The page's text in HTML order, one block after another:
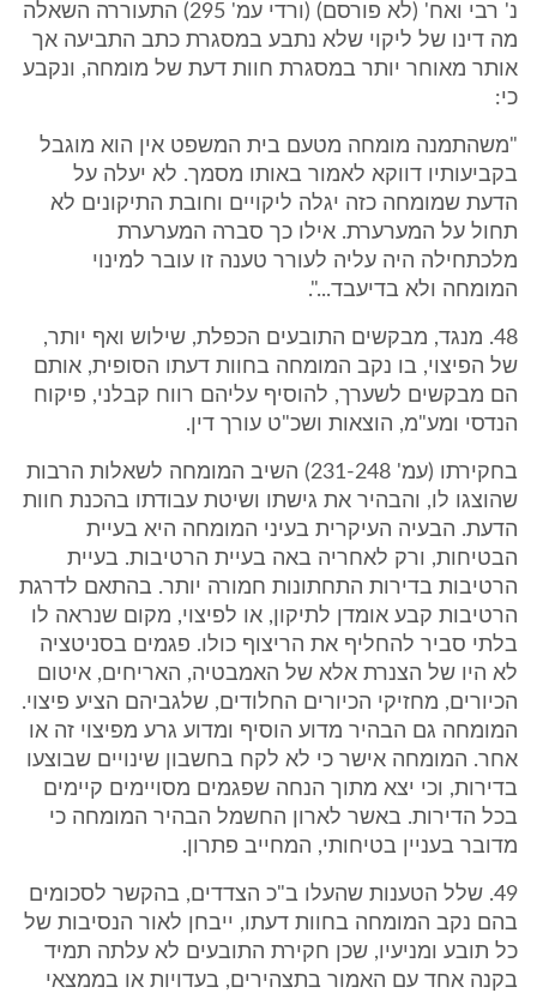
נ' רבי ואח' (לא פורסם) (ורדי עמ' 295) התעוררה השאלה
מה דינו של ליקוי שלא נתבע במסגרת כתב התביעה אך
אותר מאוחר יותר במסגרת חוות דעת של מומחה, ונקבע
כי:
"משהתמנה מומחה מטעם בית המשפט אין הוא מוגבל
בקביעותיו דווקא לאמור באותו מסמך. לא יעלה על
הדעת שמומחה כזה יגלה ליקויים וחובת התיקונים לא
תחול על המערערת. אילו כך סברה המערערת
מלכתחילה היה עליה לעורר טענה זו עובר למינוי
המומחה ולא בדיעבד...".
48. מנגד, מבקשים התובעים הכפלת, שילוש ואף יותר,
של הפיצוי, בו נקב המומחה בחוות דעתו הסופית, אותם
הם מבקשים לשערך, להוסיף עליהם רווח קבלני, פיקוח
הנדסי ומע"מ, הוצאות ושכ"ט עורך דין.
בחקירתו (עמ' 231-248) השיב המומחה לשאלות הרבות
שהוצגו לו, והבהיר את גישתו ושיטת עבודתו בהכנת חוות
הדעת. הבעיה העיקרית בעיני המומחה היא בעיית
הבטיחות, ורק לאחריה באה בעיית הרטיבות. בעיית
הרטיבות בדירות התחתונות חמורה יותר. בהתאם לדרגת
הרטיבות קבע אומדן לתיקון, או לפיצוי, מקום שנראה לו
בלתי סביר להחליף את הריצוף כולו. פגמים בסניטציה
לא היו של הצנרת אלא של האמבטיה, האריחים, איטום
הכיורים, מחזיקי הכיורים החלודים, שלגביהם הציע פיצוי.
המומחה גם הבהיר מדוע הוסיף ומדוע גרע מפיצוי זה או
אחר. המומחה אישר כי לא לקח בחשבון שינויים שבוצעו
בדירות, וכי יצא מתוך הנחה שפגמים מסויימים קיימים
בכל הדירות. באשר לארון החשמל הבהיר המומחה כי
מדובר בעניין בטיחותי, המחייב פתרון.
49. שלל הטענות שהעלו ב"כ הצדדים, בהקשר לסכומים
בהם נקב המומחה בחוות דעתו, ייבחן לאור הנסיבות של
כל תובע ומניעיו, שכן חקירת התובעים לא עלתה תמיד
בקנה אחד עם האמור בתצהירים, בעדויות או בממצאי